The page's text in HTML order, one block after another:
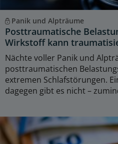
Panik und Alpträume
Posttraumatische
Wirkstoff kann
Nächte voller Panik und
posttraumatischen
extremen Schlafstörungen.
dagegen gibt es nicht –